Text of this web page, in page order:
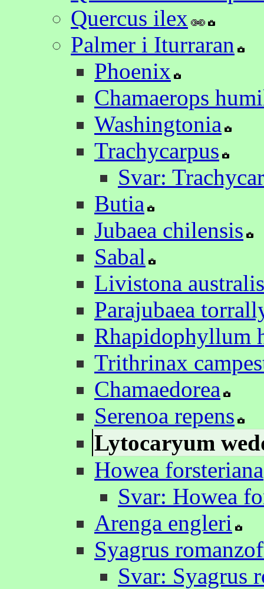
Quercus ilex
Palmer i Iturraran
Phoenix
Chamaerops
Washingtonia
Trachycarpus
Svar:
Butia
Jubaea chilensis
Sabal
Livistona australis
Parajubaea
Rhapidophyllum
Trithrinax
Chamaedorea
Serenoa repens
Lytocaryum
Howea forsteriana
Svar: Howea
Arenga engleri
Syagrus
Svar: Syagrus